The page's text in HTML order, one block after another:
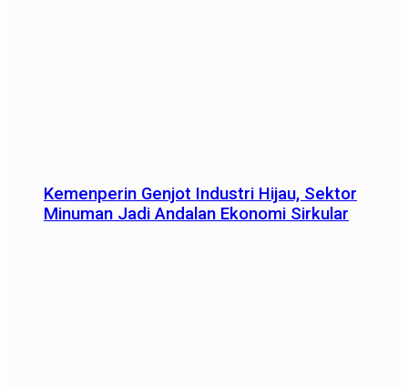
Kemenperin Genjot Industri Hijau, Sektor
Minuman Jadi Andalan Ekonomi Sirkular